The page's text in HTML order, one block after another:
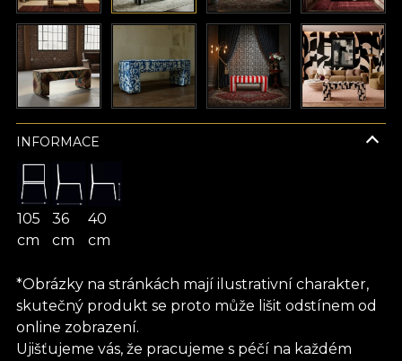
INFORMACE
105
cm
36
cm
40
cm
*Obrázky na stránkách mají ilustrativní charakter,
skutečný produkt se proto může lišit odstínem od
online zobrazení.
Ujišťujeme vás, že pracujeme s péčí na každém